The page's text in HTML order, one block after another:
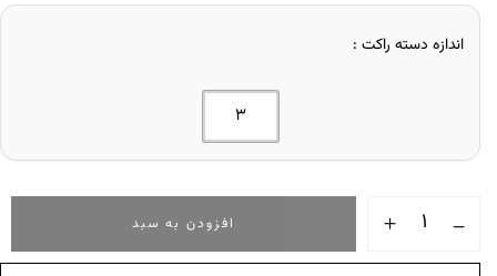
اندازه دسته راکت
3
افزودن به سبد